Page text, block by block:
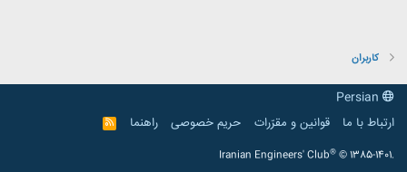
کاربران
ارتباط با ما
قوانین و مقرّرات حریم خصوصی راهنما
R
S
Iranian Engineers' Club® © 1385-1401.